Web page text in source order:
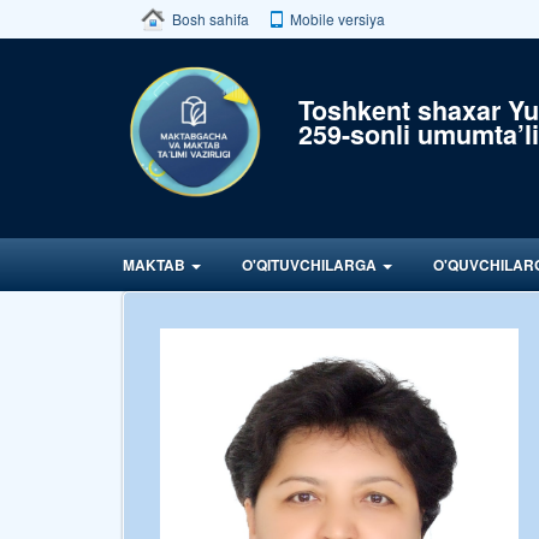
Bosh sahifa Mobile versiya
Toshkent shaxar
259-sonli
MAKTAB O'QITUVCHILARGA